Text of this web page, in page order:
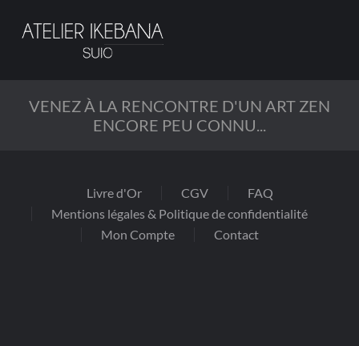
Passer
principal
VENEZ À LA RENCONTRE D'UN ART ZEN
ENCORE PEU CONNU...
Livre d'Or CGV
FAQ
Mentions légales & Politique de confidentialité
Mon Compte
Contact